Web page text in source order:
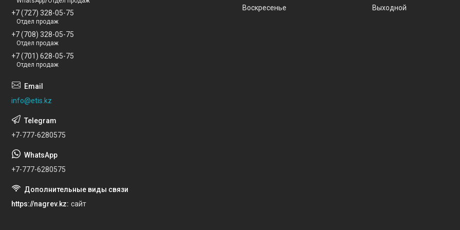
+7 (727) 328-05-75
Отдел продаж
+7 (708) 328-05-75
Отдел продаж
+7 (701) 628-05-75
Отдел продаж
info@etis.kz
+7-777-6280575
+7-777-6280575
https://nagrev.kz сайт
Воскресенье Выходной